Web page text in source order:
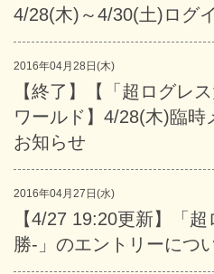
4/28(木)～4/30(土)ログ
2016年04月28日(木)
【終了】【「超ログレ
ワールド】4/28(木)臨時
お知らせ
2016年04月27日(水)
【4/27 19:20更新】「
勝-」のエントリーにつ